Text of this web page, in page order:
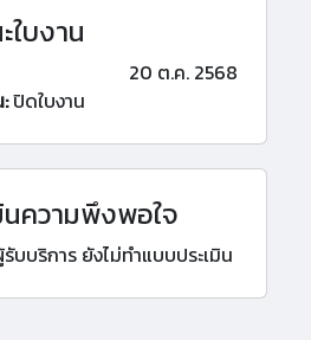
ใบงาน
20 ต.ค. 2568
ปิดใบงาน
นความพึงพอใจ
บบริการ ยังไม่ทำแบบประเมิน